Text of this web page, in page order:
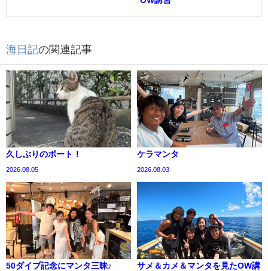
海日記の関連記事
久しぶりのボート！
2026.08.05
ケラマンタ
2026.08.03
50ダイブ記念にマンタ三昧♪
サメ＆カメ＆マンタを見たOW講